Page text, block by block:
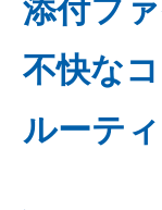
添付フ
不快な
ルーテ